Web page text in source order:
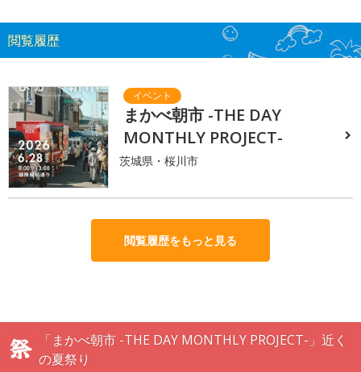
閲覧履歴
まかべ朝市 -THE DAY
MONTHLY PROJECT-
茨城県・桜川市
閲覧履歴をもっと見る
「まかべ朝市 -THE DAY MONTHLY PROJECT-」近く
の夏祭り